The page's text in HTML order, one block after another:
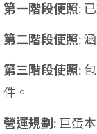
第一階段使照:
第二階段使照:
第三階段使照:
件。
營運規劃: 巨蛋